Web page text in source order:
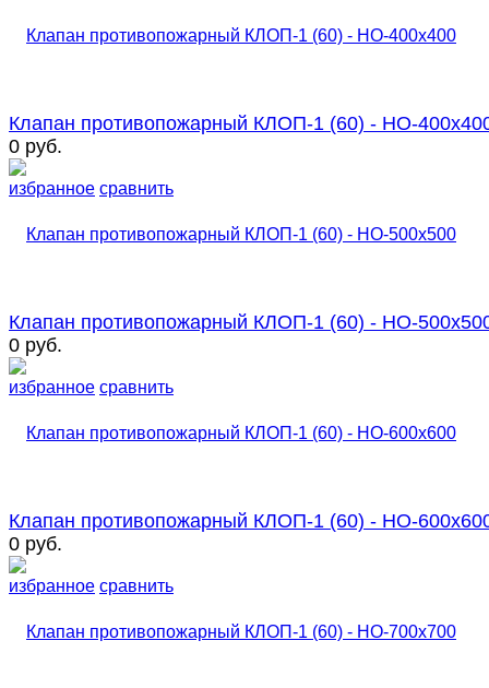
избранное сравнить
Клапан противопожарный КЛОП-1 (60) - НО-
0 руб.
избранное сравнить
Клапан противопожарный КЛОП-1 (60) - НО-
0 руб.
избранное сравнить
Клапан противопожарный КЛОП-1 (60) - НО-
0 руб.